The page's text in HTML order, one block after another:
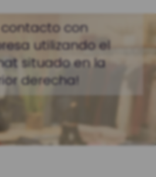
contacto con
utilizando el
situado en la
derecha!